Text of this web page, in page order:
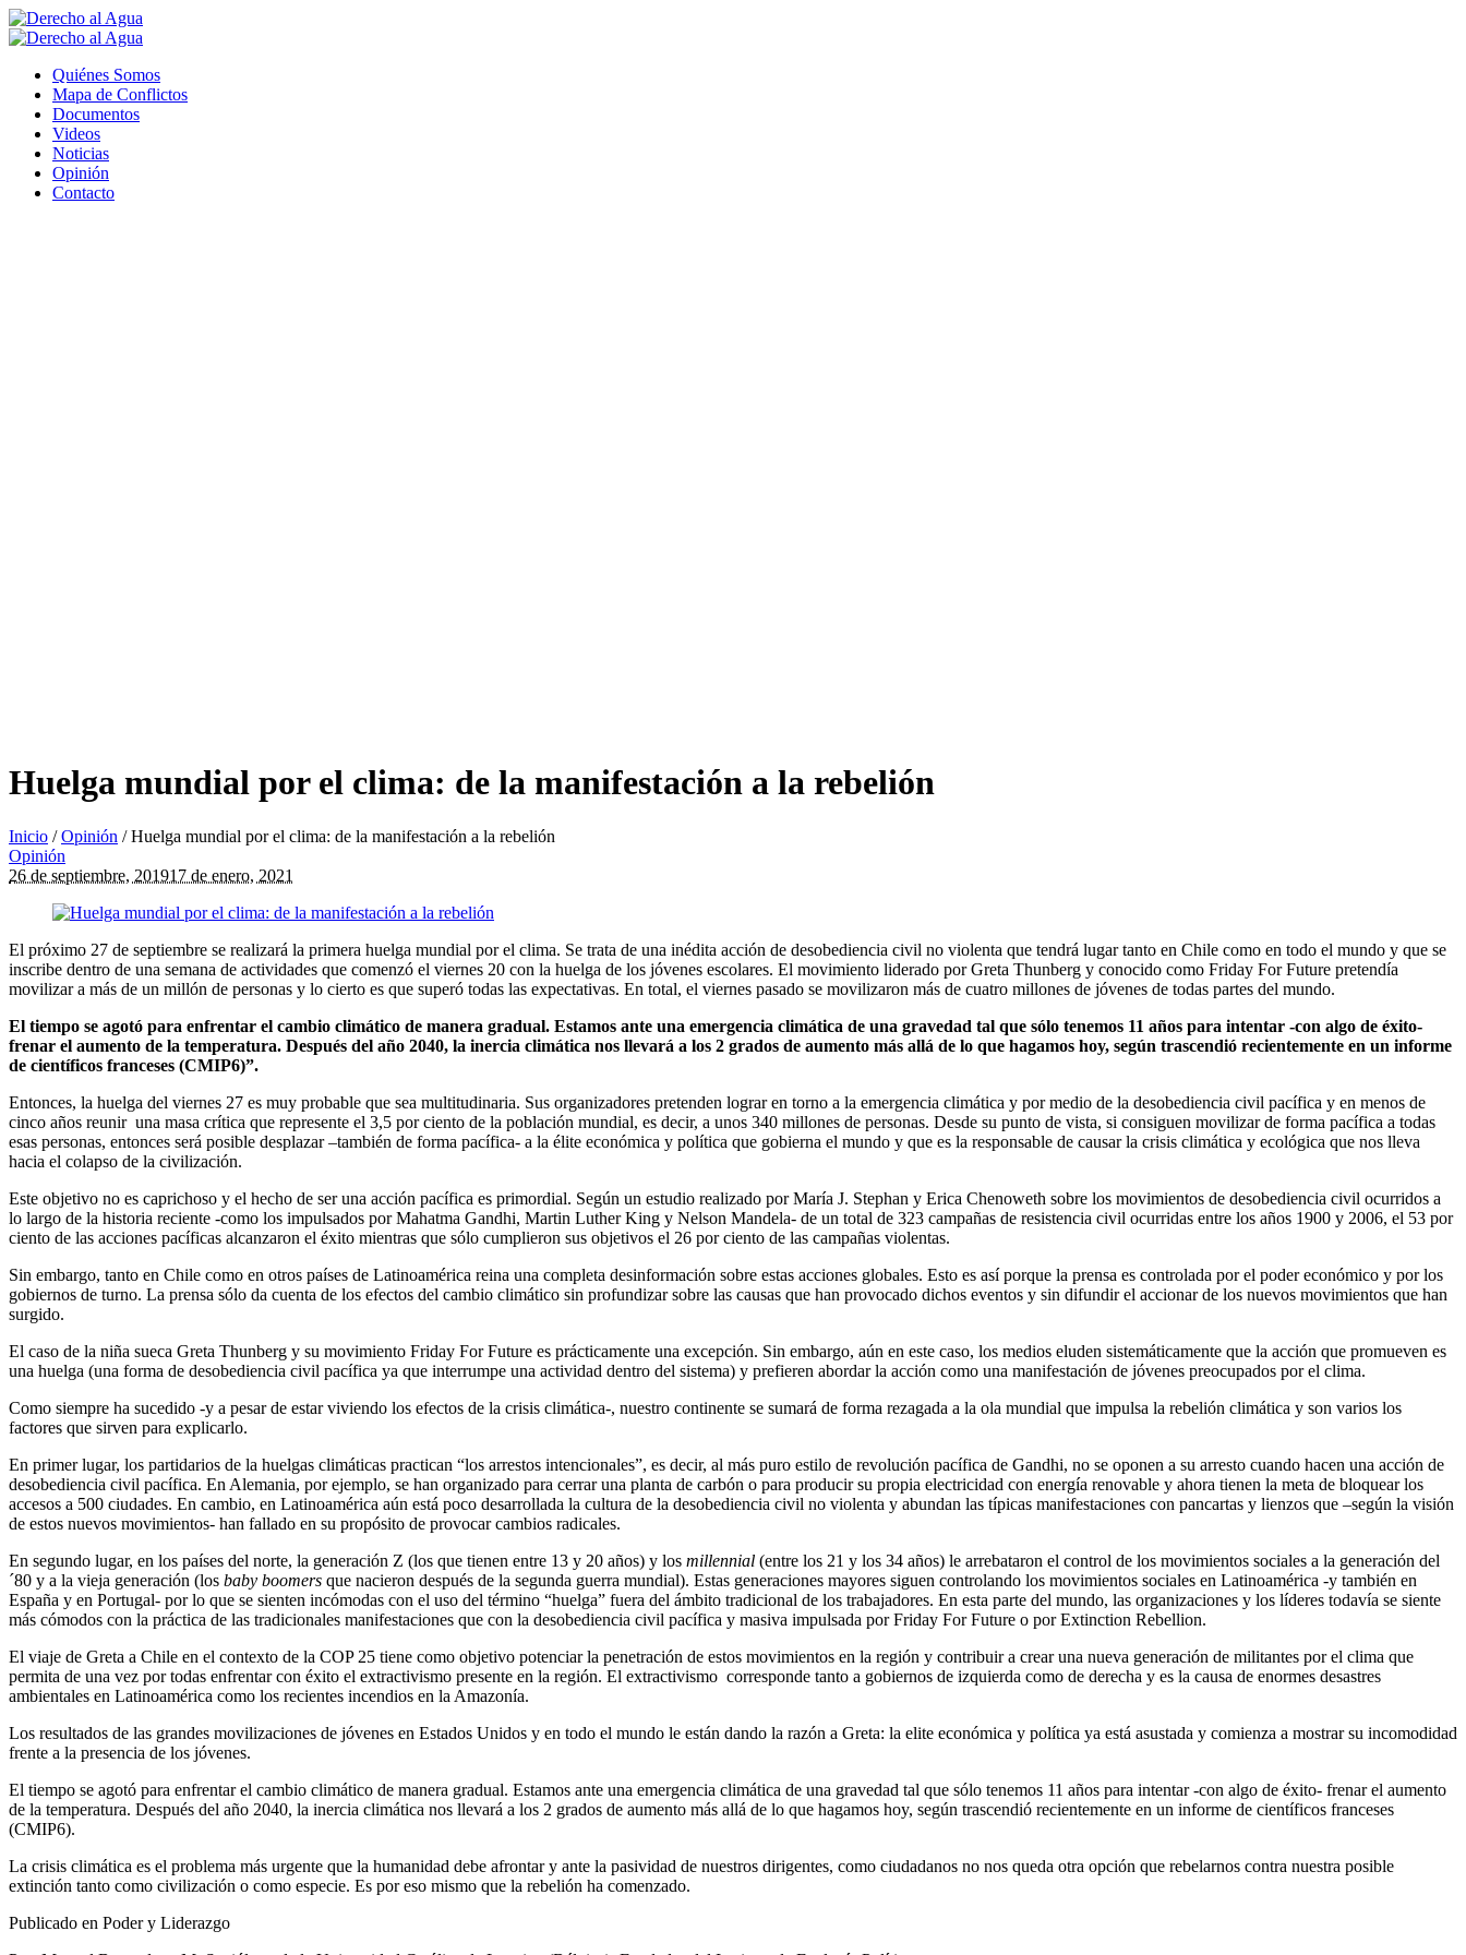
Quiénes Somos
Mapa de Conflictos
Documentos
Videos
Noticias
Opinión
Contacto
Huelga mundial por el clima: de la manifestación a la rebelión
Inicio /Opinión /Huelga mundial por el clima: de la manifestación a la rebelión
Opinión
26 de septiembre, 201917 de enero, 2021
El próximo 27 de septiembre se realizará la primera huelga mundial por el clima. Se trata de una inédita acción de desobediencia civil no violenta que tendrá lugar tanto en Chile como en todo el mundo y que se
inscribe dentro de una semana de actividades que comenzó el viernes 20 con la huelga de los jóvenes escolares. El movimiento liderado por Greta Thunberg y conocido como Friday For Future pretendía
movilizar a más de un millón de personas y lo cierto es que superó todas las expectativas. En total, el viernes pasado se movilizaron más de cuatro millones de jóvenes de todas partes del mundo.
El tiempo se agotó para enfrentar el cambio climático de manera gradual. Estamos ante una emergencia climática de una gravedad tal que sólo tenemos 11 años para intentar -con algo de éxito-
frenar el aumento de la temperatura. Después del año 2040, la inercia climática nos llevará a los 2 grados de aumento más allá de lo que hagamos hoy, según trascendió recientemente en un informe
de científicos franceses (CMIP6)”.
Entonces, la huelga del viernes 27 es muy probable que sea multitudinaria. Sus organizadores pretenden lograr en torno a la emergencia climática y por medio de la desobediencia civil pacífica y en menos de
cinco años reunir una masa crítica que represente el 3,5 por ciento de la población mundial, es decir, a unos 340 millones de personas. Desde su punto de vista, si consiguen movilizar de forma pacífica a todas
esas personas, entonces será posible desplazar –también de forma pacífica- a la élite económica y política que gobierna el mundo y que es la responsable de causar la crisis climática y ecológica que nos lleva
hacia el colapso de la civilización.
Este objetivo no es caprichoso y el hecho de ser una acción pacífica es primordial. Según un estudio realizado por María J. Stephan y Erica Chenoweth sobre los movimientos de desobediencia civil ocurridos a
lo largo de la historia reciente -como los impulsados por Mahatma Gandhi, Martin Luther King y Nelson Mandela- de un total de 323 campañas de resistencia civil ocurridas entre los años 1900 y 2006, el 53 por
ciento de las acciones pacíficas alcanzaron el éxito mientras que sólo cumplieron sus objetivos el 26 por ciento de las campañas violentas.
Sin embargo, tanto en Chile como en otros países de Latinoamérica reina una completa desinformación sobre estas acciones globales. Esto es así porque la prensa es controlada por el poder económico y por los
gobiernos de turno. La prensa sólo da cuenta de los efectos del cambio climático sin profundizar sobre las causas que han provocado dichos eventos y sin difundir el accionar de los nuevos movimientos que han
surgido.
El caso de la niña sueca Greta Thunberg y su movimiento Friday For Future es prácticamente una excepción. Sin embargo, aún en este caso, los medios eluden sistemáticamente que la acción que promueven es
una huelga (una forma de desobediencia civil pacífica ya que interrumpe una actividad dentro del sistema) y prefieren abordar la acción como una manifestación de jóvenes preocupados por el clima.
Como siempre ha sucedido -y a pesar de estar viviendo los efectos de la crisis climática-, nuestro continente se sumará de forma rezagada a la ola mundial que impulsa la rebelión climática y son varios los
factores que sirven para explicarlo.
En primer lugar, los partidarios de la huelgas climáticas practican “los arrestos intencionales”, es decir, al más puro estilo de revolución pacífica de Gandhi, no se oponen a su arresto cuando hacen una acción de
desobediencia civil pacífica. En Alemania, por ejemplo, se han organizado para cerrar una planta de carbón o para producir su propia electricidad con energía renovable y ahora tienen la meta de bloquear los
accesos a 500 ciudades. En cambio, en Latinoamérica aún está poco desarrollada la cultura de la desobediencia civil no violenta y abundan las típicas manifestaciones con pancartas y lienzos que –según la visión
de estos nuevos movimientos- han fallado en su propósito de provocar cambios radicales.
En segundo lugar, en los países del norte, la generación Z (los que tienen entre 13 y 20 años) y los millennial (entre los 21 y los 34 años) le arrebataron el control de los movimientos sociales a la generación del
´80 y a la vieja generación (los baby boomers que nacieron después de la segunda guerra mundial). Estas generaciones mayores siguen controlando los movimientos sociales en Latinoamérica -y también en
España y en Portugal- por lo que se sienten incómodas con el uso del término “huelga” fuera del ámbito tradicional de los trabajadores. En esta parte del mundo, las organizaciones y los líderes todavía se siente
más cómodos con la práctica de las tradicionales manifestaciones que con la desobediencia civil pacífica y masiva impulsada por Friday For Future o por Extinction Rebellion.
El viaje de Greta a Chile en el contexto de la COP 25 tiene como objetivo potenciar la penetración de estos movimientos en la región y contribuir a crear una nueva generación de militantes por el clima que
permita de una vez por todas enfrentar con éxito el extractivismo presente en la región. El extractivismo corresponde tanto a gobiernos de izquierda como de derecha y es la causa de enormes desastres
ambientales en Latinoamérica como los recientes incendios en la Amazonía.
Los resultados de las grandes movilizaciones de jóvenes en Estados Unidos y en todo el mundo le están dando la razón a Greta: la elite económica y política ya está asustada y comienza a mostrar su incomodidad
frente a la presencia de los jóvenes.
El tiempo se agotó para enfrentar el cambio climático de manera gradual. Estamos ante una emergencia climática de una gravedad tal que sólo tenemos 11 años para intentar -con algo de éxito- frenar el aumento
de la temperatura. Después del año 2040, la inercia climática nos llevará a los 2 grados de aumento más allá de lo que hagamos hoy, según trascendió recientemente en un informe de científicos franceses
(CMIP6).
La crisis climática es el problema más urgente que la humanidad debe afrontar y ante la pasividad de nuestros dirigentes, como ciudadanos no nos queda otra opción que rebelarnos contra nuestra posible
extinción tanto como civilización o como especie. Es por eso mismo que la rebelión ha comenzado.
Publicado en Poder y Liderazgo